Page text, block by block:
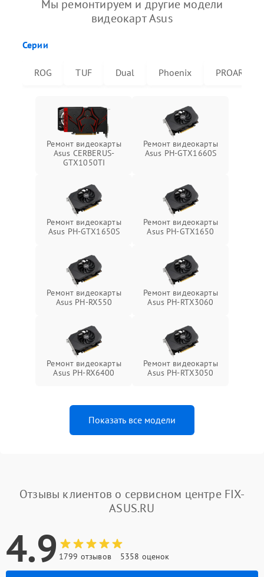
Мы ремонтируем и другие модели
видеокарт Asus
Серии
ROG TUF Dual Phoenix PROART
Ремонт видеокарты
Asus CERBERUS-
GTX1050TI
Ремонт видеокарты
Asus PH-GTX1660S
Ремонт видеокарты
Asus PH-GTX1650S
Ремонт видеокарты
Asus PH-GTX1650
Ремонт видеокарты
Asus PH-RX550
Ремонт видеокарты
Asus PH-RTX3060
Ремонт видеокарты
Asus PH-RX6400
Ремонт видеокарты
Asus PH-RTX3050
Показать все модели
Отзывы клиентов о сервисном центре FIX-
ASUS.RU
4.9 1799 отзывов 5358 оценок